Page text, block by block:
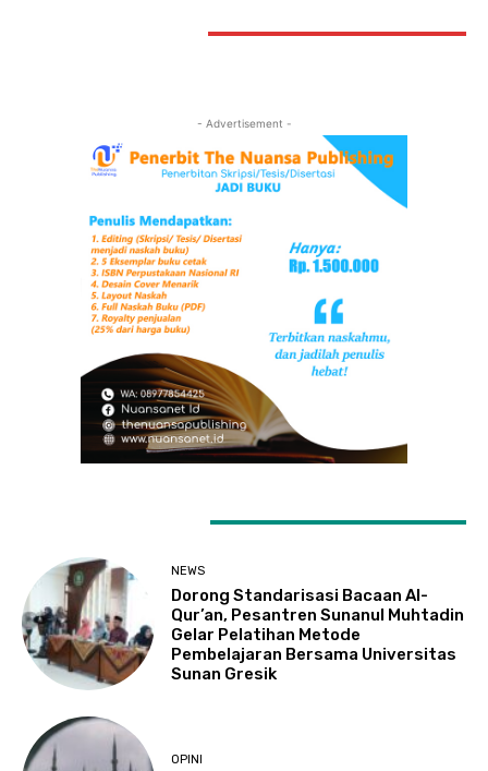
- Advertisement -
NEWS
Dorong Standarisasi Bacaan Al-
Qur’an, Pesantren Sunanul Muhtadin
Gelar Pelatihan Metode
Pembelajaran Bersama Universitas
Sunan Gresik
OPINI